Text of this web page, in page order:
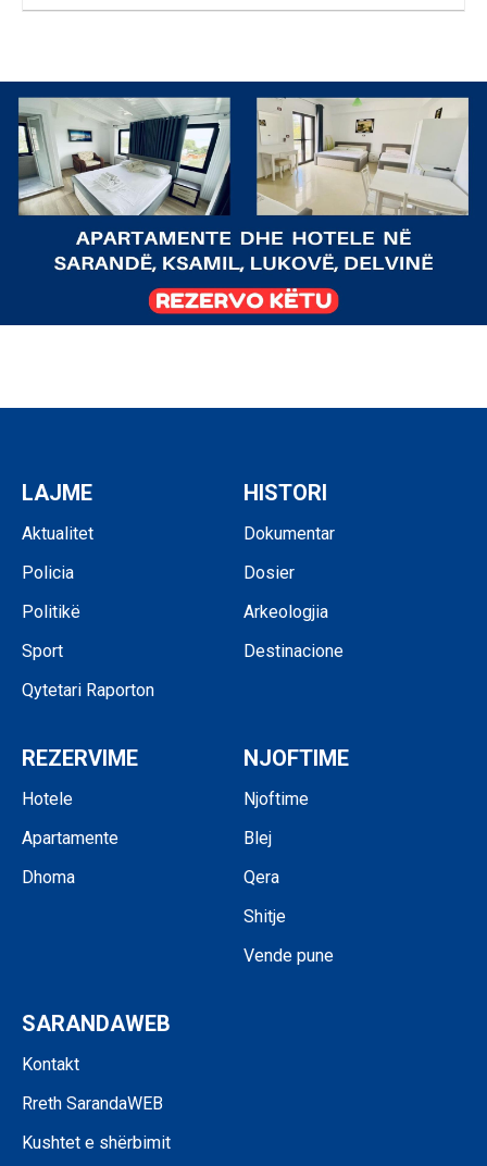
LAJME
Aktualitet
Policia
Politikë
Sport
Qytetari Raporton
HISTORI
Dokumentar
Dosier
Arkeologjia
Destinacione
REZERVIME
Hotele
Apartamente
Dhoma
NJOFTIME
Njoftime
Blej
Qera
Shitje
Vende pune
SARANDAWEB
Kontakt
Rreth SarandaWEB
Kushtet e shërbimit